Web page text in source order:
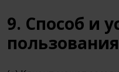
9. Способ и